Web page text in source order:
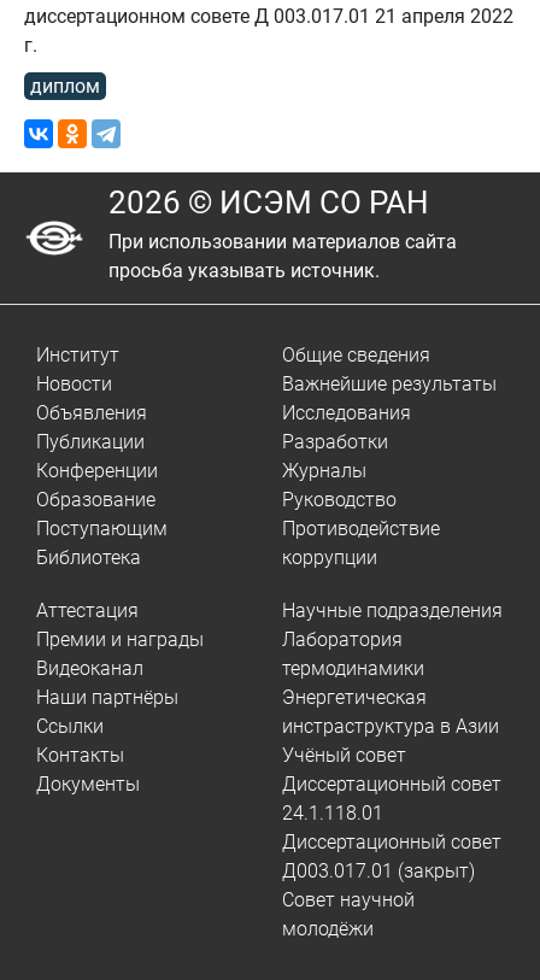
диссертационном совете Д 003.017.01 21 апреля 2022
г.
диплом
2026 © ИСЭМ СО РАН
При использовании материалов сайта
просьба указывать источник.
Институт
Новости
Объявления
Публикации
Конференции
Образование
Поступающим
Библиотека
Общие сведения
Важнейшие результаты
Исследования
Разработки
Журналы
Руководство
Противодействие
коррупции
Аттестация
Премии и награды
Видеоканал
Наши партнёры
Ссылки
Контакты
Документы
Научные подразделения
Лаборатория
термодинамики
Энергетическая
инстраструктура в Азии
Учёный совет
Диссертационный совет
24.1.118.01
Диссертационный совет
Д003.017.01 (закрыт)
Совет научной
молодёжи